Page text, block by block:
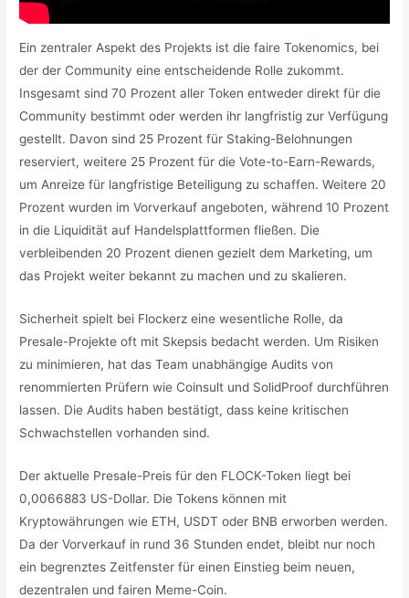
Ein zentraler Aspekt des Projekts ist die faire Tokenomics, bei
der der Community eine entscheidende Rolle zukommt.
Insgesamt sind 70 Prozent aller Token entweder direkt für die
Community bestimmt oder werden ihr langfristig zur Verfügung
gestellt. Davon sind 25 Prozent für Staking-Belohnungen
reserviert, weitere 25 Prozent für die Vote-to-Earn-Rewards,
um Anreize für langfristige Beteiligung zu schaffen. Weitere 20
Prozent wurden im Vorverkauf angeboten, während 10 Prozent
in die Liquidität auf Handelsplattformen fließen. Die
verbleibenden 20 Prozent dienen gezielt dem Marketing, um
das Projekt weiter bekannt zu machen und zu skalieren.
Sicherheit spielt bei Flockerz eine wesentliche Rolle, da
Presale-Projekte oft mit Skepsis bedacht werden. Um Risiken
zu minimieren, hat das Team unabhängige Audits von
renommierten Prüfern wie Coinsult und SolidProof durchführen
lassen. Die Audits haben bestätigt, dass keine kritischen
Schwachstellen vorhanden sind.
Der aktuelle Presale-Preis für den FLOCK-Token liegt bei
0,0066883 US-Dollar. Die Tokens können mit
Kryptowährungen wie ETH, USDT oder BNB erworben werden.
Da der Vorverkauf in rund 36 Stunden endet, bleibt nur noch
ein begrenztes Zeitfenster für einen Einstieg beim neuen,
dezentralen und fairen Meme-Coin.